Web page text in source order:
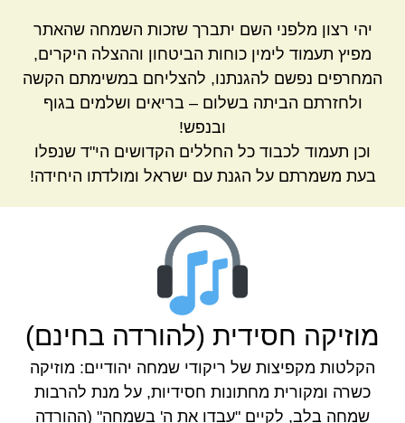
יהי רצון מלפני השם יתברך שזכות השמחה שהאתר
מפיץ תעמוד לימין כוחות הביטחון וההצלה היקרים,
המחרפים נפשם להגנתנו, להצליחם במשימתם הקשה
ולחזרתם הביתה בשלום – בריאים ושלמים בגוף
ובנפש!
וכן תעמוד לכבוד כל החללים הקדושים הי"ד שנפלו
בעת משמרתם על הגנת עם ישראל ומולדתו היחידה!
מוזיקה חסידית (להורדה בחינם)
הקלטות מקפיצות של ריקודי שמחה יהודיים: מוזיקה
כשרה ומקורית מחתונות חסידיות, על מנת להרבות
שמחה בלב, לקיים "עבדו את ה' בשמחה" (ההורדה